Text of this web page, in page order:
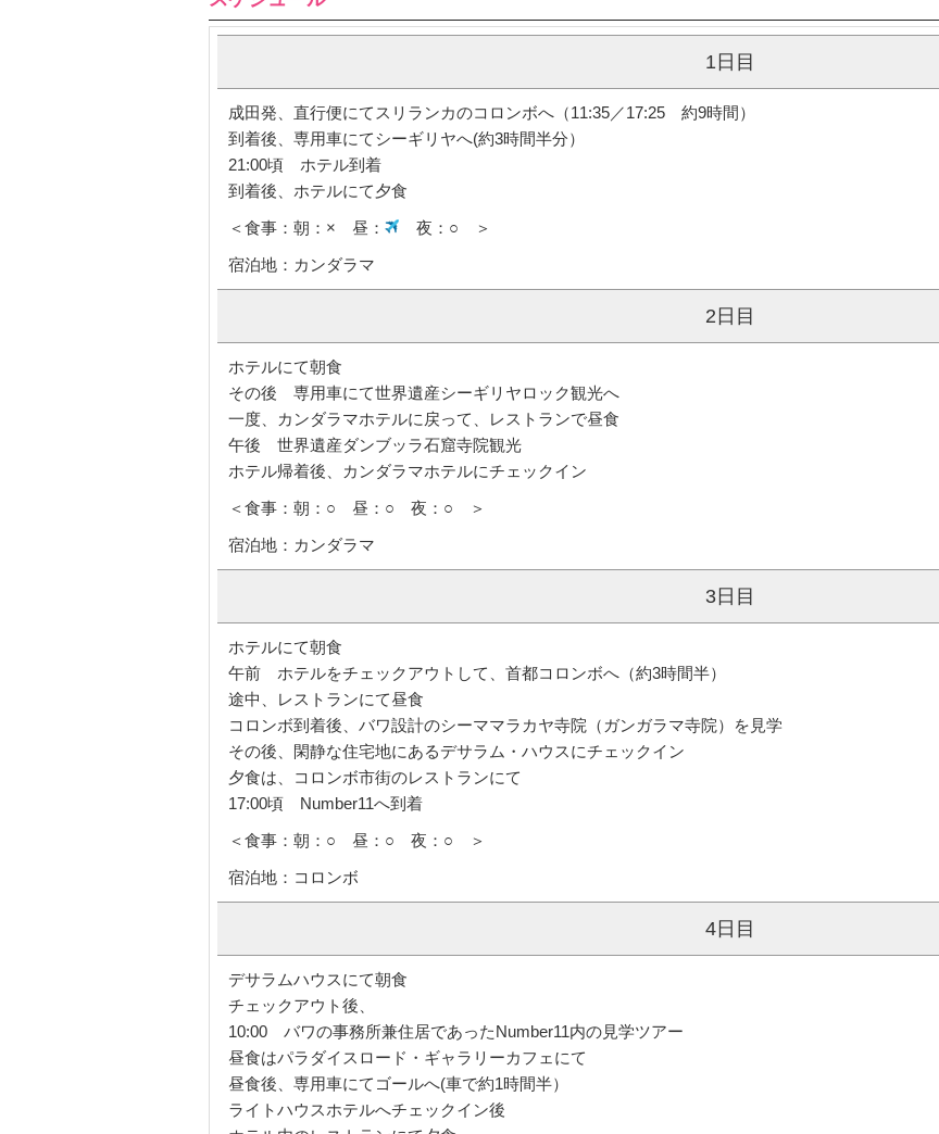
スケジュール
1日目
成田発、直行便にてスリランカのコロンボへ（11:35／17:25 約9時間）
到着後、専用車にてシーギリヤへ(約3時間半分）
21:00頃 ホテル到着
到着後、ホテルにて夕食
＜食事：朝：× 昼：
夜：○ ＞
宿泊地：カンダラマ
2日目
ホテルにて朝食
その後 専用車にて世界遺産シーギリヤロック観光へ
一度、カンダラマホテルに戻って、レストランで昼食
午後 世界遺産ダンブッラ石窟寺院観光
ホテル帰着後、カンダラマホテルにチェックイン
＜食事：朝：○ 昼：○ 夜：○ ＞
宿泊地：カンダラマ
3日目
ホテルにて朝食
午前 ホテルをチェックアウトして、首都コロンボへ（約3時間半）
途中、レストランにて昼食
コロンボ到着後、バワ設計のシーママラカヤ寺院（ガンガラマ寺院）を見学
その後、閑静な住宅地にあるデサラム・ハウスにチェックイン
夕食は、コロンボ市街のレストランにて
17:00頃 Number11へ到着
＜食事：朝：○ 昼：○ 夜：○ ＞
宿泊地：コロンボ
4日目
デサラムハウスにて朝食
チェックアウト後、
10:00 バワの事務所兼住居であったNumber11内の見学ツアー
昼食はパラダイスロード・ギャラリーカフェにて
昼食後、専用車にてゴールへ(車で約1時間半）
ライトハウスホテルへチェックイン後